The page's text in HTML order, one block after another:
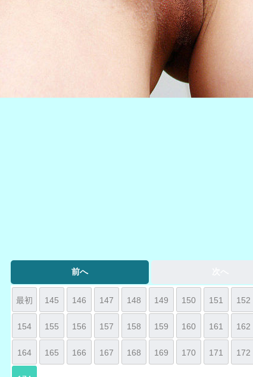
前へ
最初 145 146 147 148 149 150 151 152
154 155 156 157 158 159 160 161 162
164 165 166 167 168 169 170 171 172